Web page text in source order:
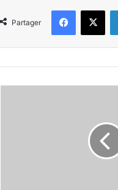
Partager
Facebook
X